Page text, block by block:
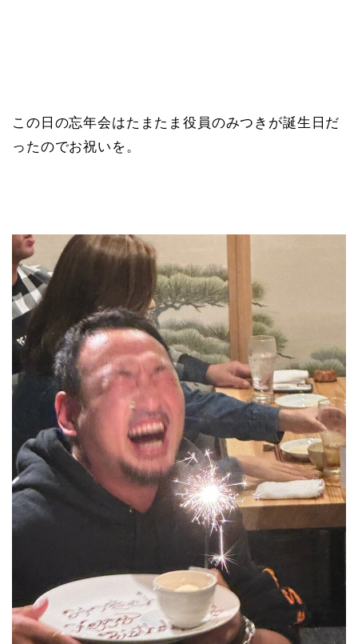
この日の忘年会はたまたま役員のみつきが誕生日だ
ったのでお祝いを。